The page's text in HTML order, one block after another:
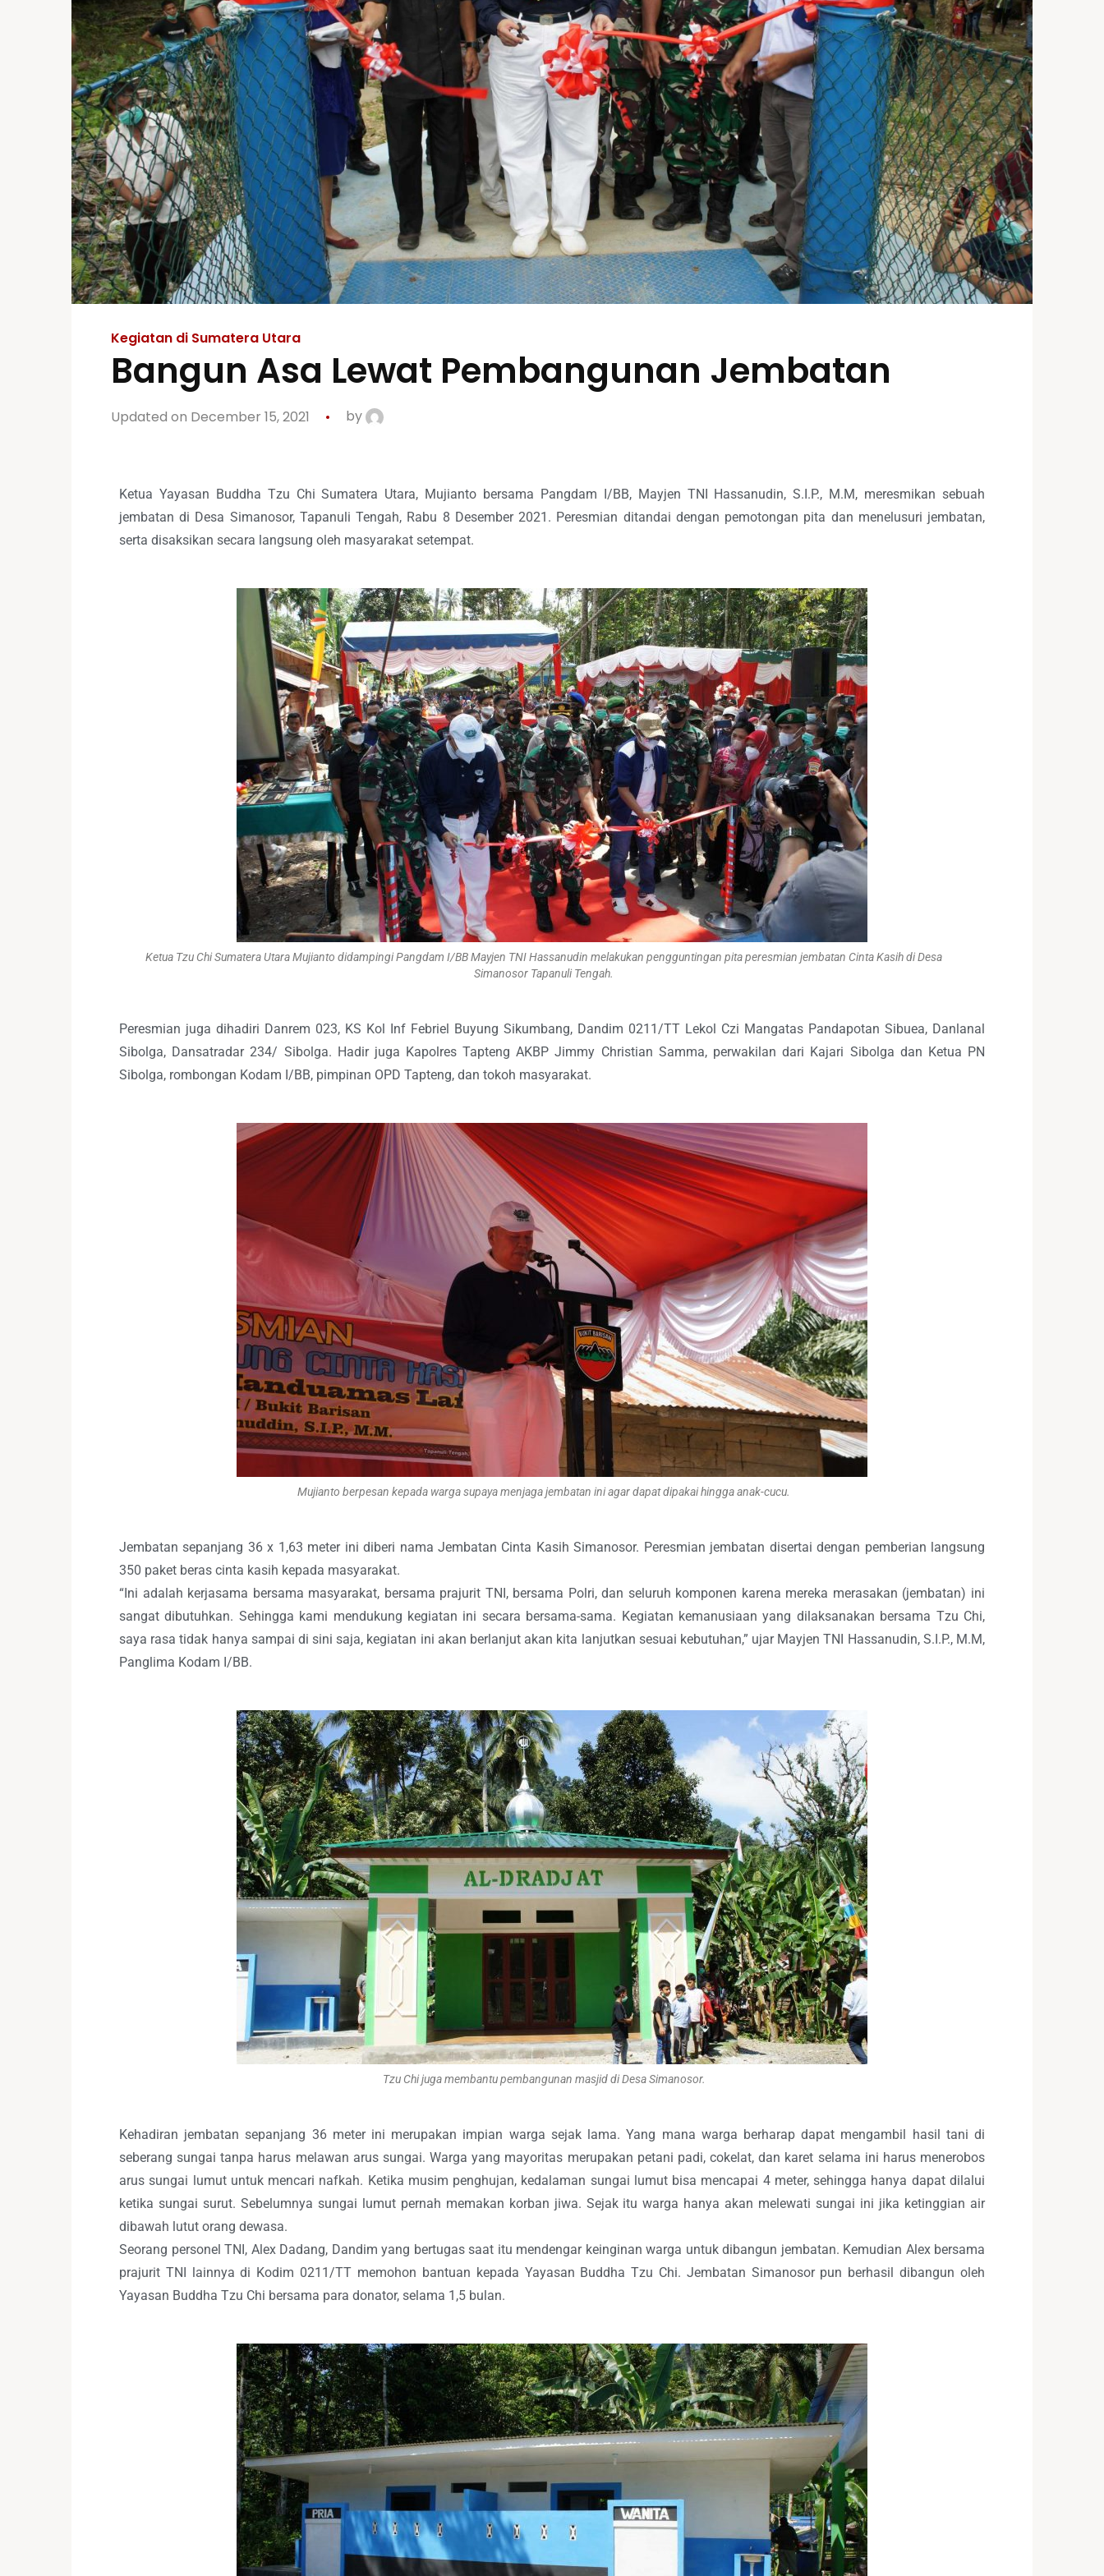
Kegiatan di Sumatera Utara
Bangun Asa Lewat Pembangunan Jembatan
Updated on December 15, 2021 by
Ketua Yayasan Buddha Tzu Chi Sumatera Utara, Mujianto bersama Pangdam I/BB, Mayjen TNI Hassanudin, S.I.P., M.M, meresmikan sebuah
jembatan di Desa Simanosor, Tapanuli Tengah, Rabu 8 Desember 2021. Peresmian ditandai dengan pemotongan pita dan menelusuri jembatan,
serta disaksikan secara langsung oleh masyarakat setempat.
Ketua Tzu Chi Sumatera Utara Mujianto didampingi Pangdam I/BB Mayjen TNI Hassanudin melakukan pengguntingan pita peresmian jembatan Cinta Kasih di Desa
Simanosor Tapanuli Tengah.
Peresmian juga dihadiri Danrem 023, KS Kol Inf Febriel Buyung Sikumbang, Dandim 0211/TT Lekol Czi Mangatas Pandapotan Sibuea, Danlanal
Sibolga, Dansatradar 234/ Sibolga. Hadir juga Kapolres Tapteng AKBP Jimmy Christian Samma, perwakilan dari Kajari Sibolga dan Ketua PN
Sibolga, rombongan Kodam I/BB, pimpinan OPD Tapteng, dan tokoh masyarakat.
Mujianto berpesan kepada warga supaya menjaga jembatan ini agar dapat dipakai hingga anak-cucu.
Jembatan sepanjang 36 x 1,63 meter ini diberi nama Jembatan Cinta Kasih Simanosor. Peresmian jembatan disertai dengan pemberian langsung
350 paket beras cinta kasih kepada masyarakat.
“Ini adalah kerjasama bersama masyarakat, bersama prajurit TNI, bersama Polri, dan seluruh komponen karena mereka merasakan (jembatan) ini
sangat dibutuhkan. Sehingga kami mendukung kegiatan ini secara bersama-sama. Kegiatan kemanusiaan yang dilaksanakan bersama Tzu Chi,
saya rasa tidak hanya sampai di sini saja, kegiatan ini akan berlanjut akan kita lanjutkan sesuai kebutuhan,” ujar Mayjen TNI Hassanudin, S.I.P., M.M,
Panglima Kodam I/BB.
Tzu Chi juga membantu pembangunan masjid di Desa Simanosor.
Kehadiran jembatan sepanjang 36 meter ini merupakan impian warga sejak lama. Yang mana warga berharap dapat mengambil hasil tani di
seberang sungai tanpa harus melawan arus sungai. Warga yang mayoritas merupakan petani padi, cokelat, dan karet selama ini harus menerobos
arus sungai lumut untuk mencari nafkah. Ketika musim penghujan, kedalaman sungai lumut bisa mencapai 4 meter, sehingga hanya dapat dilalui
ketika sungai surut. Sebelumnya sungai lumut pernah memakan korban jiwa. Sejak itu warga hanya akan melewati sungai ini jika ketinggian air
dibawah lutut orang dewasa.
Seorang personel TNI, Alex Dadang, Dandim yang bertugas saat itu mendengar keinginan warga untuk dibangun jembatan. Kemudian Alex bersama
prajurit TNI lainnya di Kodim 0211/TT memohon bantuan kepada Yayasan Buddha Tzu Chi. Jembatan Simanosor pun berhasil dibangun oleh
Yayasan Buddha Tzu Chi bersama para donator, selama 1,5 bulan.